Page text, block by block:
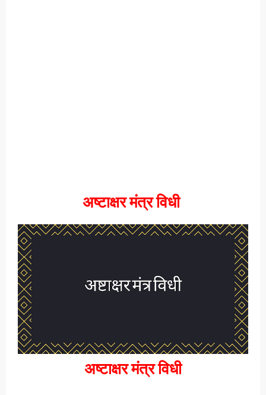
अष्टाक्षर मंत्र विधी
अष्टाक्षर मंत्र विधी